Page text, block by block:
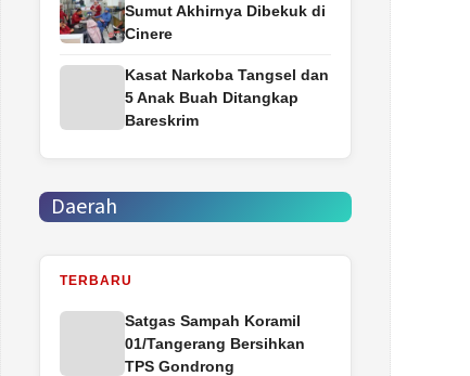
Sumut Akhirnya Dibekuk di
Cinere
Kasat Narkoba Tangsel dan
5 Anak Buah Ditangkap
Bareskrim
Daerah
TERBARU
Satgas Sampah Koramil
01/Tangerang Bersihkan
TPS Gondrong